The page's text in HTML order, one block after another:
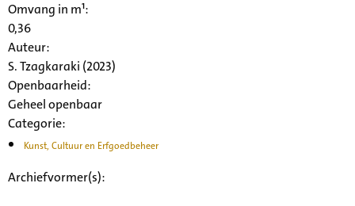
Omvang in m¹:
0,36
Auteur:
S. Tzagkaraki (2023)
Openbaarheid:
Geheel openbaar
Categorie:
Kunst, Cultuur en Erfgoedbeheer
Archiefvormer(s):